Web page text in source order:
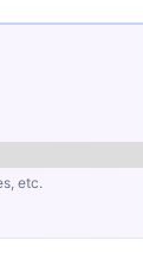
etc.